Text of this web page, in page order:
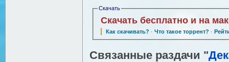
Скачать
Скачать бесплатно и на
Как скачивать? · Что такое торрент? ·
Связанные раздачи "